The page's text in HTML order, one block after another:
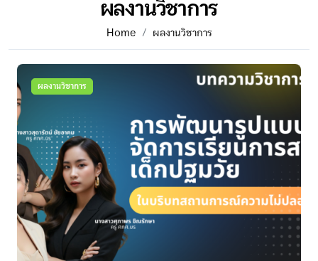
ผลงานวิชาการ
Home ผลงานวิชาการ
ผลงานวิชาการ